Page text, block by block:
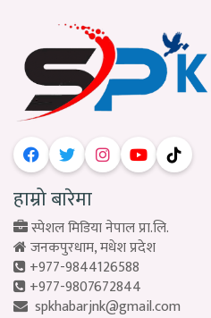
हाम्रो बारेमा
स्पेशल मिडिया नेपाल प्रा.लि.
जनकपुरधाम, मधेश प्रदेश
+977-9844126588
+977-9807672844
spkhabarjnk@gmail.com